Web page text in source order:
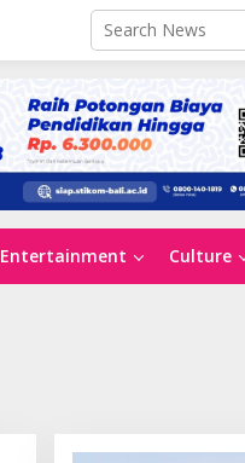
Entertainment Culture